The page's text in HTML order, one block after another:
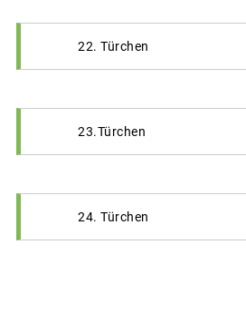
22. Türchen
23.Türchen
24. Türchen